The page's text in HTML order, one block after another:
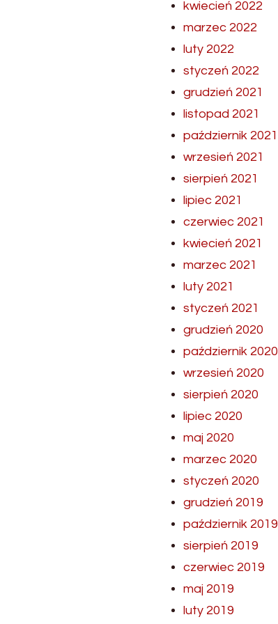
kwiecień 2022
marzec 2022
luty 2022
styczeń 2022
grudzień 2021
listopad 2021
październik 2021
wrzesień 2021
sierpień 2021
lipiec 2021
czerwiec 2021
kwiecień 2021
marzec 2021
luty 2021
styczeń 2021
grudzień 2020
październik 2020
wrzesień 2020
sierpień 2020
lipiec 2020
maj 2020
marzec 2020
styczeń 2020
grudzień 2019
październik 2019
sierpień 2019
czerwiec 2019
maj 2019
luty 2019